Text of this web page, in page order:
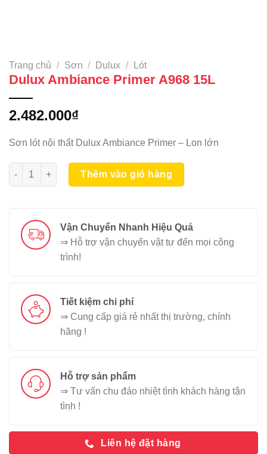
Trang chủ / Sơn / Dulux / Lót
Dulux Ambiance Primer A968 15L
2.482.000₫
Sơn lót nội thất Dulux Ambiance Primer – Lon lớn
Dulux Ambiance Primer A968 15L số lượng
Thêm vào giỏ hàng
Vận Chuyển Nhanh Hiệu Quả
⇒ Hỗ trợ vận chuyển vật tư đến mọi công
trình!
Tiết kiệm chi phí
⇒ Cung cấp giá rẻ nhất thị trường, chính
hãng !
Hỗ trợ sản phẩm
⇒ Tư vấn chu đáo nhiệt tình khách hàng tận
tình !
Liên hệ đặt hàng